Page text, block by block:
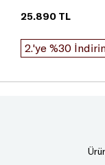
25.890 TL
2.'ye %30